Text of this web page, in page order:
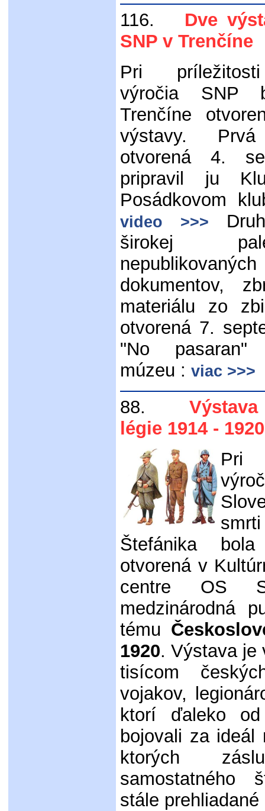
116.
Dve
SNP v Trenčíne
Pri
výročia SNP
Trenčíne
výstavy.
otvorená 4.
pripravil ju
Posádkovom
video >>>
širokej
dokumentov,
materiálu zo
otvorená 7.
"No pasaran"
múzeu : viac >>>
88.
Výstava
légie 1914 -
Pri
Štefánika
otvorená v
centre OS
medzinárodná
tému
1920. Výstava je
tisícom
vojakov,
ktorí ďaleko
bojovali za ideál
ktorých
samostatného
stále